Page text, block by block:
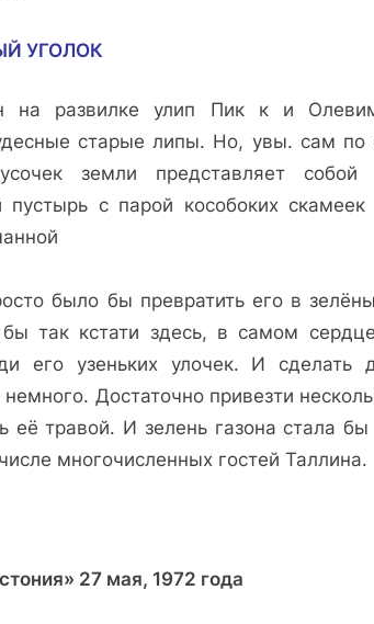
УГОЛОК
на развилке улип Пик к и
старые липы. Но, увы. сам по
земли представляет
пустырь с парой кособоких
было бы превратить его в
так кстати здесь, в самом
его узеньких улочек. И сделать
Достаточно привезти
её травой. И зелень газона стала бы
многочисленных гостей Таллина.
27 мая, 1972 года